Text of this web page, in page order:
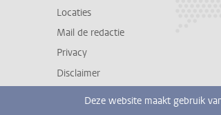
Locaties
Mail de redactie
Privacy
Disclaimer
Deze website maakt gebruik